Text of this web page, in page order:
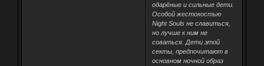
одарёные и сильные дети.
Особой жестокостью
Night Souls не славиться,
но лучше к ним не
соваться. Дети этой
секты, предпочитают в
основном ночной образ